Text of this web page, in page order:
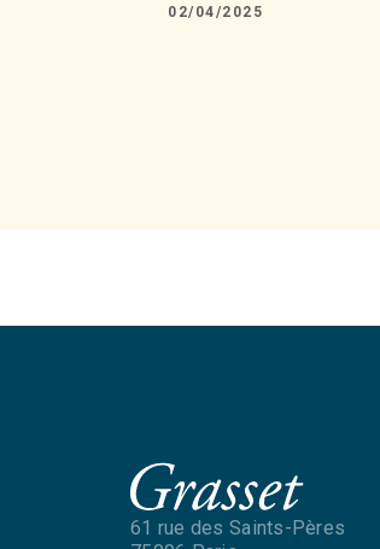
02/04/2025
61 rue des Saints-Pères